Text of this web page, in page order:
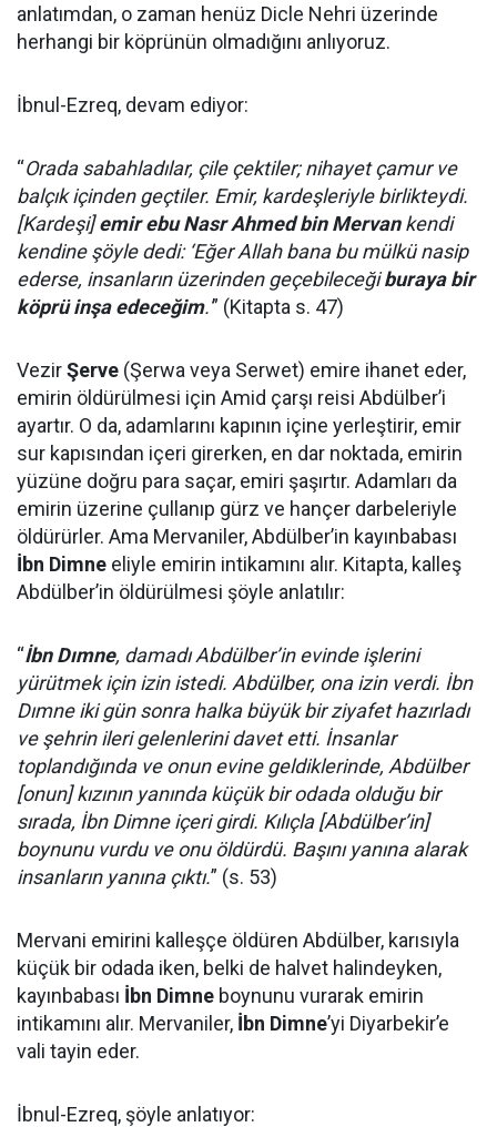
anlatımdan, o zaman henüz Dicle Nehri üzerinde
herhangi bir köprünün olmadığını anlıyoruz.
İbnul-Ezreq, devam ediyor:
“Orada sabahladılar, çile çektiler; nihayet çamur ve
balçık içinden geçtiler. Emir, kardeşleriyle birlikteydi.
[Kardeşi]emir ebu Nasr Ahmed bin Mervankendi
kendine şöyle dedi: ‘Eğer Allah bana bu mülkü nasip
ederse, insanların üzerinden geçebileceğiburaya bir
köprü inşa edeceğim.'” (Kitapta s. 47)
VezirŞerve (Şerwa veya Serwet) emire ihanet eder,
emirin öldürülmesi için Amid çarşı reisi Abdülber’i
ayartır. O da, adamlarını kapının içine yerleştirir, emir
sur kapısından içeri girerken, en dar noktada, emirin
yüzüne doğru para saçar, emiri şaşırtır. Adamları da
emirin üzerine çullanıp gürz ve hançer darbeleriyle
öldürürler. Ama Mervaniler, Abdülber’in kayınbabası
İbn Dimne eliyle emirin intikamını alır. Kitapta, kalleş
Abdülber’in öldürülmesi şöyle anlatılır:
“İbn Dımne, damadı Abdülber’in evinde işlerini
yürütmek için izin istedi. Abdülber, ona izin verdi. İbn
Dımne iki gün sonra halka büyük bir ziyafet hazırladı
ve şehrin ileri gelenlerini davet etti. İnsanlar
toplandığında ve onun evine geldiklerinde, Abdülber
[onun] kızının yanında küçük bir odada olduğu bir
sırada, İbn Dimne içeri girdi. Kılıçla [Abdülber’in]
boynunu vurdu ve onu öldürdü. Başını yanına alarak
insanların yanına çıktı.” (s. 53)
Mervani emirini kalleşçe öldüren Abdülber, karısıyla
küçük bir odada iken, belki de halvet halindeyken,
kayınbabası İbn Dimne boynunu vurarak emirin
intikamını alır. Mervaniler, İbn Dimne’yi Diyarbekir’e
vali tayin eder.
İbnul-Ezreq, şöyle anlatıyor: